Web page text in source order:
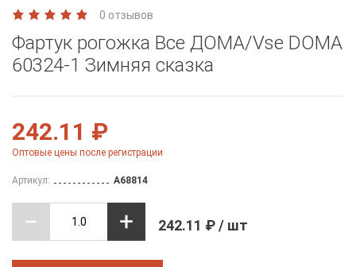
0 отзывов
Фартук рогожка Все ДОМА/Vse DOMA
60324-1 Зимняя сказка
242.11 ₽
Оптовые цены после регистрации
Артикул: A68814
242.11 ₽ / шт